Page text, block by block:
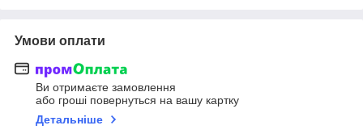
Умови оплати
Ви отримаєте замовлення
або гроші повернуться на вашу картку
Детальніше